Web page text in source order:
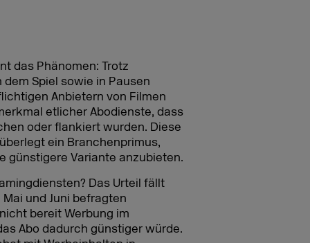
das Phänomen: Trotz
Spiel sowie in Pausen
Anbietern von Filmen
etlicher Abodienste, dass
oder flankiert wurden. Diese
ein Branchenprimus,
günstigere Variante anzubieten.
Das Urteil fällt
und Juni befragten
bereit Werbung im
Abo dadurch günstiger würde.